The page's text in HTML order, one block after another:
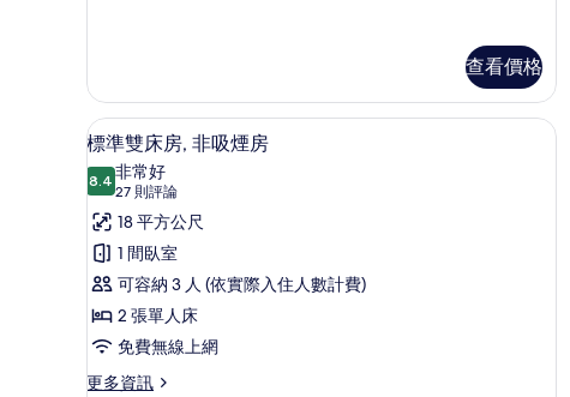
查看價格
顯
示
標
準
雙
床
房,
非
吸
10
標準雙床房, 非吸煙房
8.48.4 分，滿分 10 分
非常好
27 則評論
(27
則
評
論)
18 平方公尺
1 間臥室
可容納 3 人 (依實際入住人數計費)
2 張單人床
免費無線上網
更多資訊
更